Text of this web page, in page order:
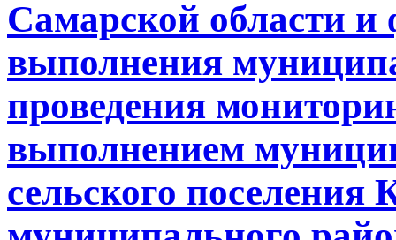
Самарской области и
выполнения
проведения
выполнением
сельского поселения